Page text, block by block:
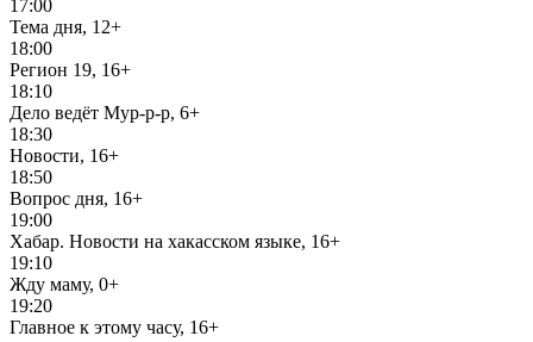
17:00
Тема дня, 12+
18:00
Регион 19, 16+
18:10
Дело ведёт Мур-р-р, 6+
18:30
Новости, 16+
18:50
Вопрос дня, 16+
19:00
Хабар. Новости на хакасском языке, 16+
19:10
Жду маму, 0+
19:20
Главное к этому часу, 16+